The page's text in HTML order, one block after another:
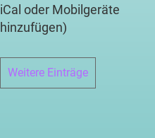
iCal oder Mobilgeräte
hinzufügen)
Weitere Einträge